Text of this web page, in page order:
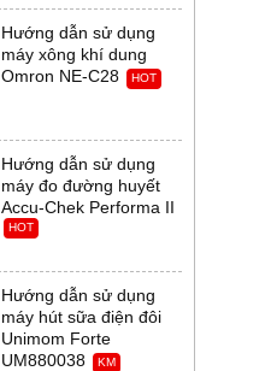
Hướng dẫn sử dụng
máy xông khí dung
Omron NE-C28
HOT
Hướng dẫn sử dụng
máy đo đường huyết
Accu-Chek Performa II
HOT
Hướng dẫn sử dụng
máy hút sữa điện đôi
Unimom Forte
UM880038
KM